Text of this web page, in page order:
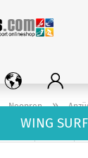
WING SURF
Neopren »